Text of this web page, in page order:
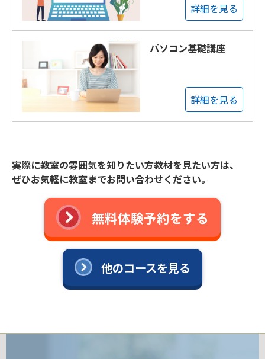
詳細を見る
パソコン基礎講座
詳細を見る
実際に教室の雰囲気を知りたい方教材を見たい方は、
ぜひお気軽に教室までお問い合わせください。
無料体験予約をする
他のコースを見る